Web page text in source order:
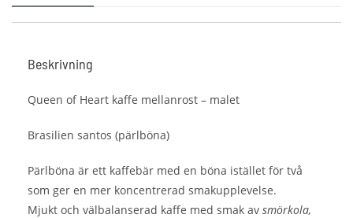
Beskrivning
Queen of Heart kaffe mellanrost – malet
Brasilien santos (pärlböna)
Pärlböna är ett kaffebär med en böna istället för två
som ger en mer koncentrerad smakupplevelse.
Mjukt och välbalanserad kaffe med smak av smörkola,